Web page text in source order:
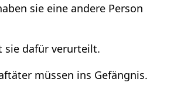
sie eine andere Person
sie dafür verurteilt.
müssen ins Gefängnis.